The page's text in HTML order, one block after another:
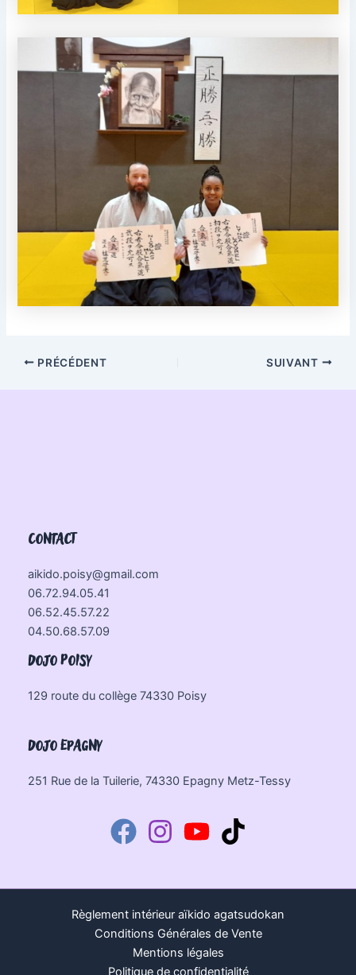
PRÉCÉDENT SUIVANT
CONTACT
aikido.poisy@gmail.com
06.72.94.05.41
06.52.45.57.22
04.50.68.57.09
DOJO POISY
129 route du collège 74330 Poisy
DOJO EPAGNY
251 Rue de la Tuilerie, 74330 Epagny Metz-Tessy
Règlement intérieur aïkido agatsudokan
Conditions Générales de Vente
Mentions légales